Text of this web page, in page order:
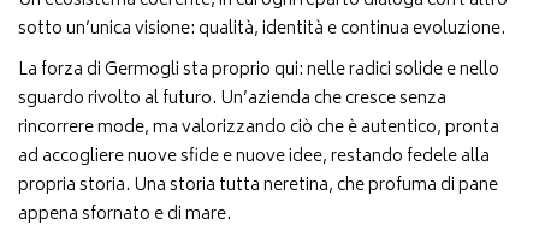
sotto un’unica visione: qualità, identità e continua evoluzione.
La forza di Germogli sta proprio qui: nelle radici solide e nello
sguardo rivolto al futuro. Un’azienda che cresce senza
rincorrere mode, ma valorizzando ciò che è autentico, pronta
ad accogliere nuove sfide e nuove idee, restando fedele alla
propria storia. Una storia tutta neretina, che profuma di pane
appena sfornato e di mare.